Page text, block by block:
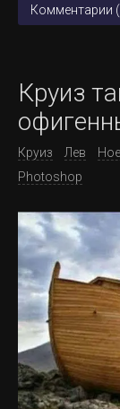
Комментарии
Круиз
Круиз Лев
Photoshop